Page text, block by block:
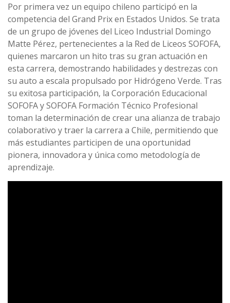
Por primera vez un equipo chileno participó en la
competencia del Grand Prix en Estados Unidos. Se trata
de un grupo de jóvenes del Liceo Industrial Domingo
Matte Pérez, pertenecientes a la Red de Liceos SOFOFA,
quienes marcaron un hito tras su gran actuación en
esta carrera, demostrando habilidades y destrezas con
su auto a escala propulsado por Hidrógeno Verde. Tras
su exitosa participación, la Corporación Educacional
SOFOFA y SOFOFA Formación Técnico Profesional
toman la determinación de crear una alianza de trabajo
colaborativo y traer la carrera a Chile, permitiendo que
más estudiantes participen de una oportunidad
pionera, innovadora y única como metodología de
aprendizaje.